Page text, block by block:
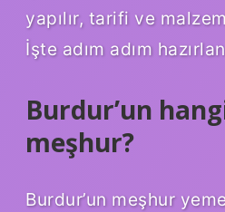
yapılır, tarifi ve
İşte adım adım
Burdur’un
meşhur?
Burdur’un meşhur